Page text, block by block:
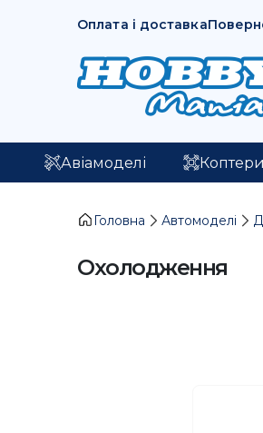
Оплата і доставка
Авіамоделі Коптери
Головна Автомоделі
Охолодження